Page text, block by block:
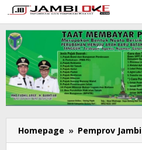
Lewati
ke
konten
Homepage » Pemprov Jambi